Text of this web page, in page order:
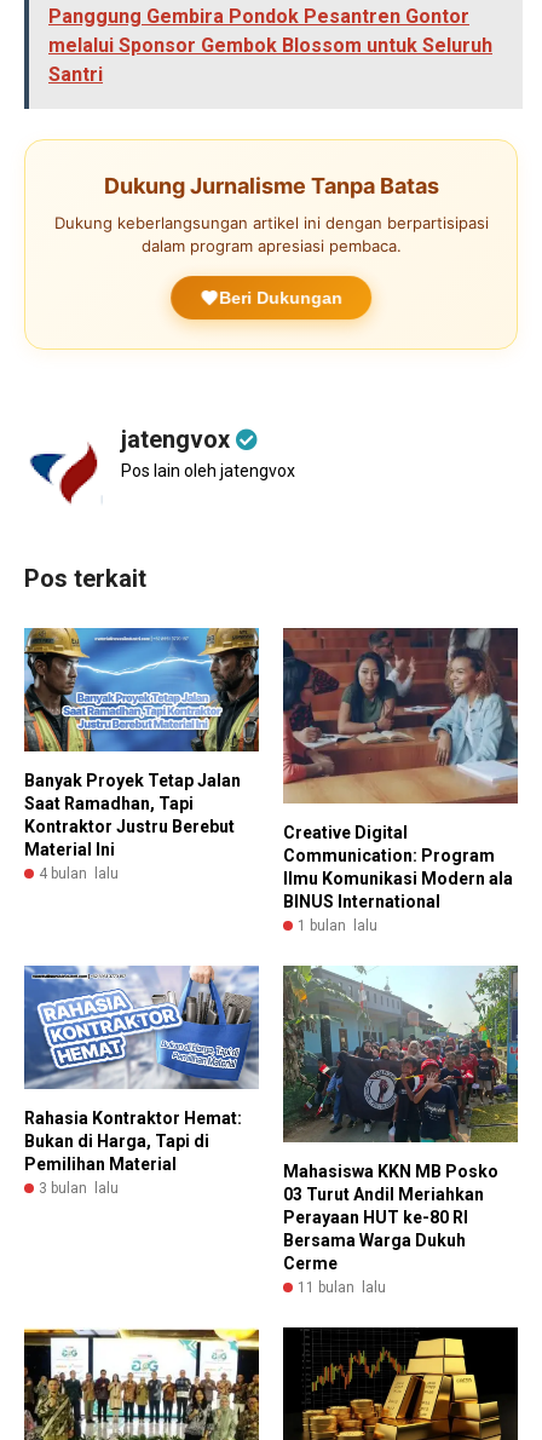
Panggung Gembira Pondok Pesantren Gontor
melalui Sponsor Gembok Blossom untuk Seluruh
Santri
Dukung Jurnalisme Tanpa Batas
Dukung keberlangsungan artikel ini dengan berpartisipasi
dalam program apresiasi pembaca.
Beri Dukungan
jatengvox
Pos lain oleh jatengvox
Pos terkait
Banyak Proyek Tetap Jalan
Saat Ramadhan, Tapi
Kontraktor Justru Berebut
Material Ini
4 bulan lalu
Creative Digital
Communication: Program
Ilmu Komunikasi Modern ala
BINUS International
1 bulan lalu
Rahasia Kontraktor Hemat:
Bukan di Harga, Tapi di
Pemilihan Material
3 bulan lalu
Mahasiswa KKN MB Posko
03 Turut Andil Meriahkan
Perayaan HUT ke-80 RI
Bersama Warga Dukuh
Cerme
11 bulan lalu